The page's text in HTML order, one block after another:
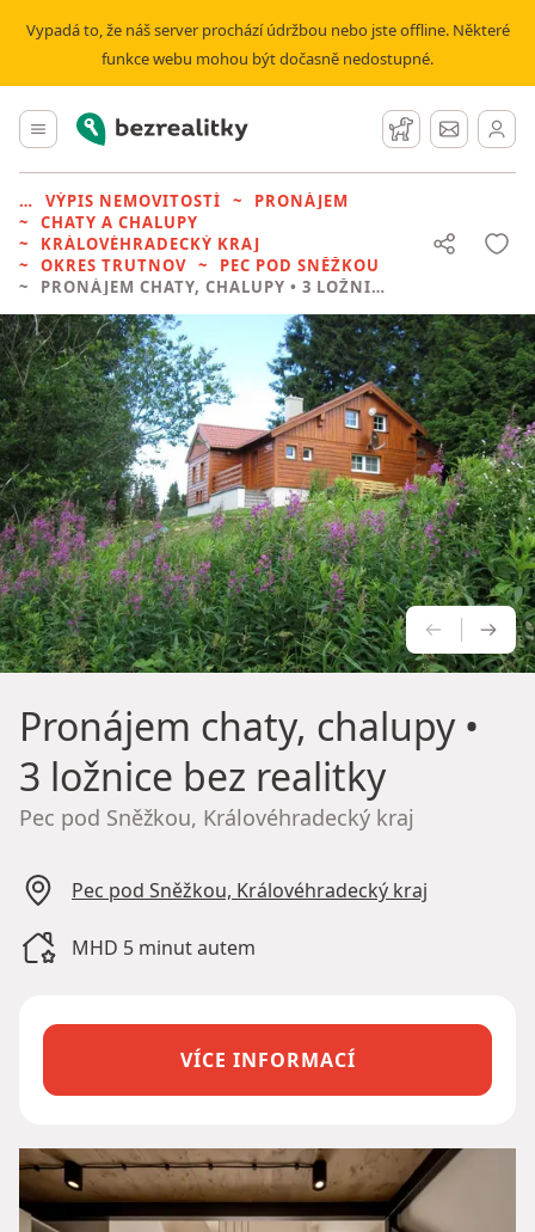
Vypadá to, že náš server prochází údržbou nebo jste offline. Některé
funkce webu mohou být dočasně nedostupné.
Hlavní menu
Bezrealitky Hlídací pes
Zprávy
VÝPIS NEMOVITOSTÍ
PRONÁJEM
CHATY A CHALUPY
KRÁLOVÉHRADECKÝ KRAJ
OKRES TRUTNOV
PEC POD SNĚŽKOU
PRONÁJEM CHATY, CHALUPY • 3 LOŽNICE BEZ REALITKY
Pronájem chaty, chalupy•
3 ložnice bez realitky
Pec pod Sněžkou, Královéhradecký kraj
Pec pod Sněžkou, Královéhradecký kraj
MHD 5 minut autem
VÍCE INFORMACÍ